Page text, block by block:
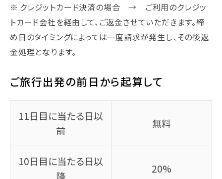
クレジットカード決済の場合 → ご利用のクレジッ
トカード会社を経由して、ご返金させていただきます。締
め日のタイミングによっては一度請求が発生し、その後返
金処理となります。
ご旅行出発の前日から起算して
11日目に当たる日以
前
無料
10日目に当たる日以
20%